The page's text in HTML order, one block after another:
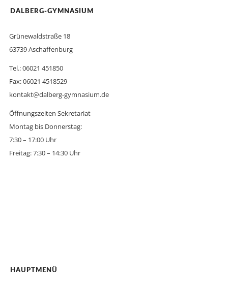
DALBERG-GYMNASIUM
Grünewaldstraße 18
63739 Aschaffenburg
Tel.: 06021 451850
Fax: 06021 4518529
kontakt@dalberg-gymnasium.de
Öffnungszeiten Sekretariat
Montag bis Donnerstag:
7:30 – 17:00 Uhr
Freitag: 7:30 – 14:30 Uhr
HAUPTMENÜ